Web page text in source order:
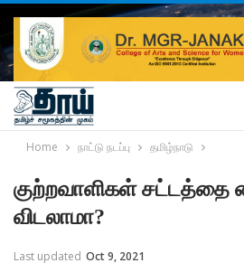
Home நாட்டு நடப்பு தமிழ்நாடு
குற்றவாளிகள் சட்டத்தை
விடலாமா?
Last updated Oct 9, 2021